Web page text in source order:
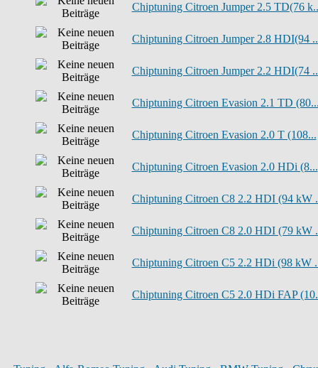
Chiptuning Citroen Jumper 2.5 TD(76
Chiptuning Citroen Jumper 2.8 HDI(94
Chiptuning Citroen Jumper 2.2 HDI(74
Chiptuning Citroen Evasion 2.1 TD
Chiptuning Citroen Evasion 2.0 T (108...
Chiptuning Citroen Evasion 2.0 HDi (8...
Chiptuning Citroen C8 2.2 HDI (94 kW
Chiptuning Citroen C8 2.0 HDI (79 kW
Chiptuning Citroen C5 2.2 HDi (98 kW
Chiptuning Citroen C5 2.0 HDi FAP